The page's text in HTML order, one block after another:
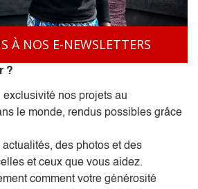
À NOS E-NEWSLETTERS
?
exclusivité nos projets au
le monde, rendus possibles grâce
actualités, des photos et des
et ceux que vous aidez.
comment votre générosité